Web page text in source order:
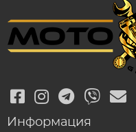
Информация